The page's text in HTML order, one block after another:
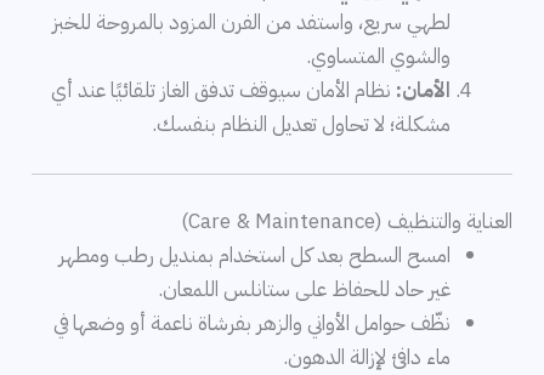
لطهي سريع، واستفد من الفرن المزود بالمروحة للخبز
والشوي المتساوي.
الأمان: نظام الأمان سيوقف تدفق الغاز تلقائيًا عند أي
مشكلة؛ لا تحاول تعديل النظام بنفسك.
العناية والتنظيف (Care & Maintenance)
امسح السطح بعد كل استخدام بمنديل رطب ومطهر
غير حاد للحفاظ على ستانلس اللمعان.
نظّف حوامل الأواني والزهر بفرشاة ناعمة أو وضعها في
ماء دافئ لإزالة الدهون.